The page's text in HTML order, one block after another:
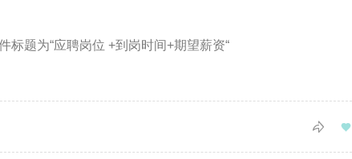
标题为“应聘岗位 +到岗时间+期望薪资“

